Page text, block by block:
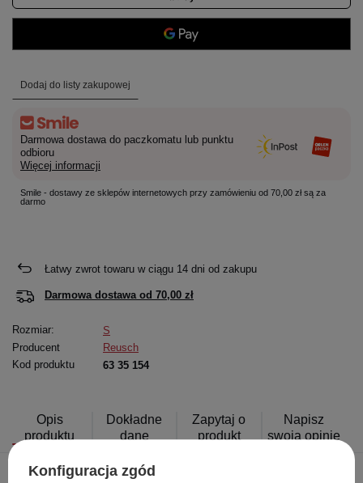
Dodaj do listy zakupowej
Darmowa dostawa do paczkomatu lub punktu
odbioru
Więcej informacji
Smile - dostawy ze sklepów internetowych przy zamówieniu od 70,00 zł są za
darmo
Łatwy zwrot towaru w ciągu 14 dni od zakupu
Darmowa dostawa od 70,00 zł
Rozmiar:
S
Producent
Reusch
Kod produktu
63 35 154
Opis
produktu
Dokładne
dane
Zapytaj o
produkt
Napisz
swoją opinię
Konfiguracja zgód